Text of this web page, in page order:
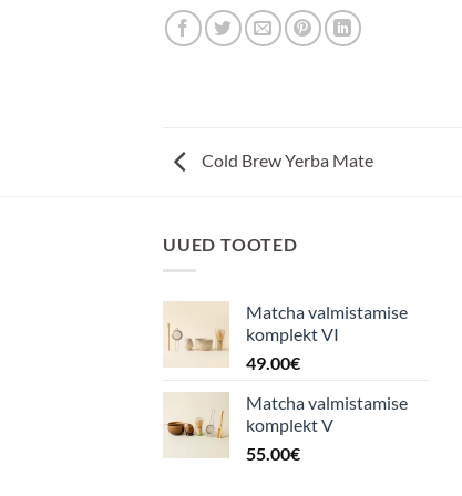
Cold Brew Yerba Mate
UUED TOOTED
Matcha valmistamise
komplekt VI
49.00€
Matcha valmistamise
komplekt V
55.00€